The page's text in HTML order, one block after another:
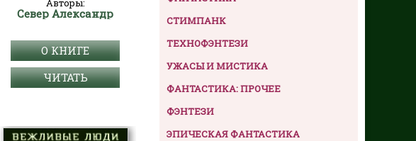
Авторы:
Север Александр
О КНИГЕ
ЧИТАТЬ
СТИМПАНК
ТЕХНОФЭНТЕЗИ
УЖАСЫ И МИСТИКА
ФАНТАСТИКА: ПРОЧЕЕ
ФЭНТЕЗИ
ЭПИЧЕСКАЯ ФАНТАСТИКА